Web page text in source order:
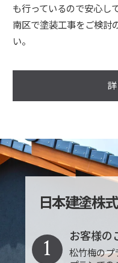
も行っているので安心し
南区で塗装工事をご検討
い。
日本建塗株
お客様の
松竹梅のプ
1